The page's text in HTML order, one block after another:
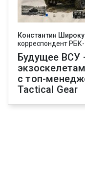
Константин
корреспондент
Будущее ВСУ
с топ-
Tactical Gear